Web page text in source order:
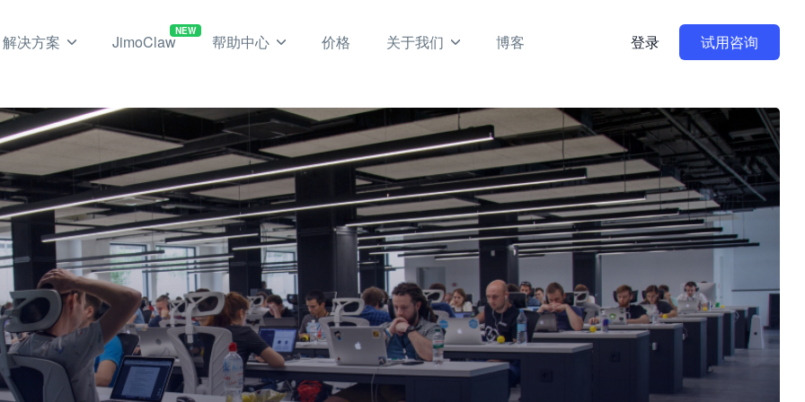
解决方案 JimoClaw
NEW
帮助中心 价格 关于我们 博客 登录 试用咨询